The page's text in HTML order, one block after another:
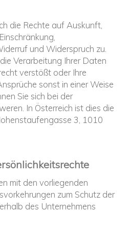
die Rechte auf Auskunft,
und Widerspruch zu.
Verarbeitung Ihrer Daten
verstößt oder Ihre
sonst in einer Weise
Sie sich bei der
In Österreich ist dies die
3, 1010
mit den vorliegenden
zum Schutz der
des Unternehmens